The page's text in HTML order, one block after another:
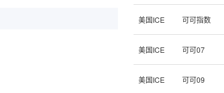
美国ICE 可可指数
美国ICE 可可07
美国ICE 可可09